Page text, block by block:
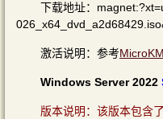
下载地址：
激活说明：参考
Windows Server 2022
版本说明：该版本包含